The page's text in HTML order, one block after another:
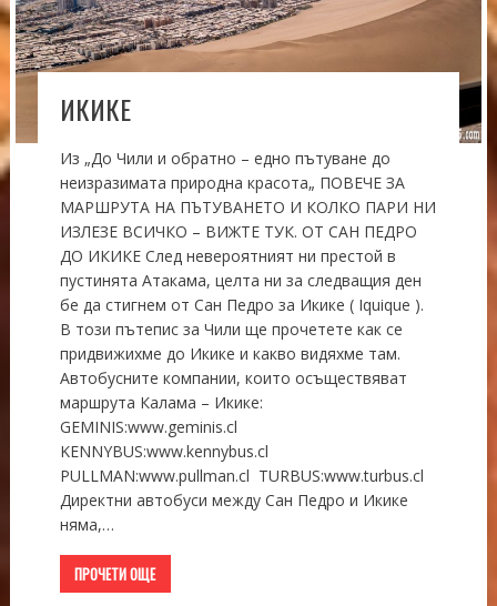
ИКИКЕ
Из „До Чили и обратно – едно пътуване до
неизразимата природна красота„ ПОВЕЧЕ ЗА
МАРШРУТА НА ПЪТУВАНЕТО И КОЛКО ПАРИ НИ
ИЗЛЕЗЕ ВСИЧКО – ВИЖТЕ ТУК. ОТ САН ПЕДРО
ДО ИКИКЕ След невероятният ни престой в
пустинята Атакама, целта ни за следващия ден
бе да стигнем от Сан Педро за Икике ( Iquique ).
В този пътепис за Чили ще прочетете как се
придвижихме до Икике и какво видяхме там.
Автобусните компании, които осъществяват
маршрута Калама – Икике:
GEMINIS:www.geminis.cl
KENNYBUS:www.kennybus.cl
PULLMAN:www.pullman.cl TURBUS:www.turbus.cl
Директни автобуси между Сан Педро и Икике
няма,…
ПРОЧЕТИ ОЩЕ